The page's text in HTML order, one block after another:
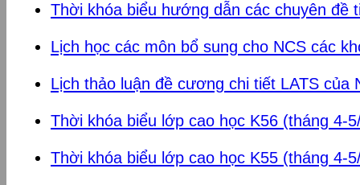
Thời khóa biểu hướng dẫn các chuyên đề
Lịch học các môn bổ sung cho NCS các
Lịch thảo luận đề cương chi tiết LATS của
Thời khóa biểu lớp cao học K56 (tháng 4-
Thời khóa biểu lớp cao học K55 (tháng 4-